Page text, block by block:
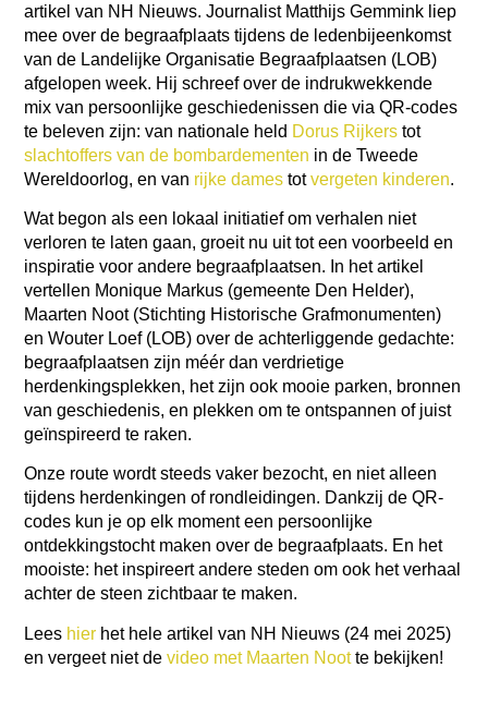
artikel van NH Nieuws. Journalist Matthijs Gemmink liep
mee over de begraafplaats tijdens de ledenbijeenkomst
van de Landelijke Organisatie Begraafplaatsen (LOB)
afgelopen week. Hij schreef over de indrukwekkende
mix van persoonlijke geschiedenissen die via QR-codes
te beleven zijn: van nationale held Dorus Rijkers tot
slachtoffers van de bombardementen in de Tweede
Wereldoorlog, en van rijke dames totvergeten kinderen.
Wat begon als een lokaal initiatief om verhalen niet
verloren te laten gaan, groeit nu uit tot een voorbeeld en
inspiratie voor andere begraafplaatsen. In het artikel
vertellen Monique Markus (gemeente Den Helder),
Maarten Noot (Stichting Historische Grafmonumenten)
en Wouter Loef (LOB) over de achterliggende gedachte:
begraafplaatsen zijn méér dan verdrietige
herdenkingsplekken, het zijn ook mooie parken, bronnen
van geschiedenis, en plekken om te ontspannen of juist
geïnspireerd te raken.
Onze route wordt steeds vaker bezocht, en niet alleen
tijdens herdenkingen of rondleidingen. Dankzij de QR-
codes kun je op elk moment een persoonlijke
ontdekkingstocht maken over de begraafplaats. En het
mooiste: het inspireert andere steden om ook het verhaal
achter de steen zichtbaar te maken.
Lees hier het hele artikel van NH Nieuws (24 mei 2025)
en vergeet niet de video met Maarten Nootte bekijken!